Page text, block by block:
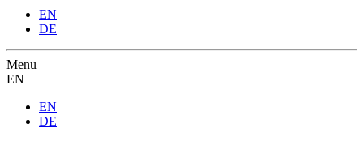
EN
DE
Menu
EN
EN
DE